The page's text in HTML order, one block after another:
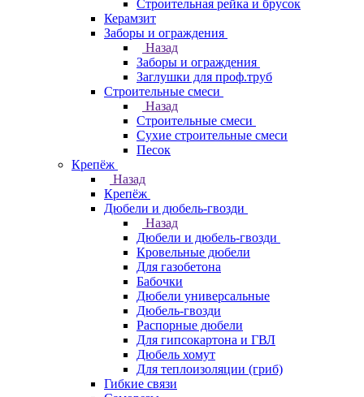
Строительная рейка и брусок
Керамзит
Заборы и ограждения
Назад
Заборы и ограждения
Заглушки для проф.труб
Строительные смеси
Назад
Строительные смеси
Сухие строительные смеси
Песок
Крепёж
Назад
Крепёж
Дюбели и дюбель-гвозди
Назад
Дюбели и дюбель-гвозди
Кровельные дюбели
Для газобетона
Бабочки
Дюбели универсальные
Дюбель-гвозди
Распорные дюбели
Для гипсокартона и ГВЛ
Дюбель хомут
Для теплоизоляции (гриб)
Гибкие связи